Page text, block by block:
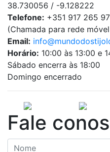
38.730056 / -9.128222
Telefone: +351 917 265
(Chamada para rede
Email:
Horário: 10:00 às 13:00 e
Sábado encerra às 18:00
Domingo encerrado
Fale